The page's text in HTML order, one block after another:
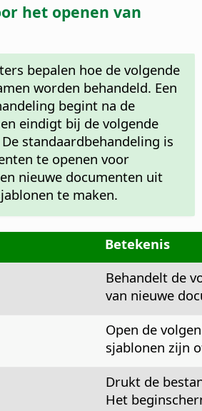
het openen van
bepalen hoe de volgende
worden behandeld. Een
begint na de
eindigt bij de volgende
standaardbehandeling is
te openen voor
nieuwe documenten uit
te maken.
Betekenis
Behandelt de
van nieuwe
Open de
sjablonen zijn
Drukt de
Het